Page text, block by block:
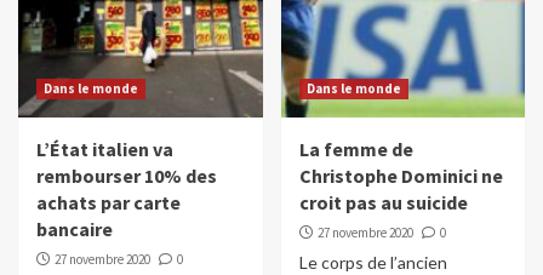
Dans le monde
L’État italien va
rembourser 10% des
achats par carte
bancaire
27 novembre 2020 0
Dans le monde
La femme de
Christophe Dominici ne
croit pas au suicide
27 novembre 2020 0
Le corps de l’ancien